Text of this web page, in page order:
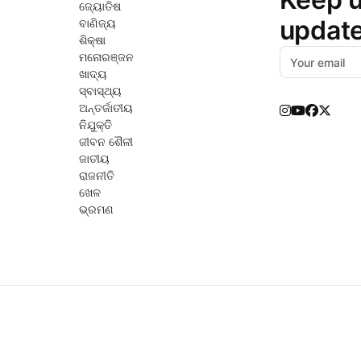
ଜ୍ୟୋତିଷ
ବାଣିଜ୍ୟ
ଶିକ୍ଷା
ମନୋରଞ୍ଜନ
ଖାଦ୍ୟ
ସ୍ବାସ୍ଥ୍ୟ
ଅନ୍ତର୍ଜାତୀୟ
ନିଯୁକ୍ତି
ଜୀବନ ଶୈଳୀ
ଜାତୀୟ
ରାଜନୀତି
ଖେଳ
ଭ୍ରମଣ